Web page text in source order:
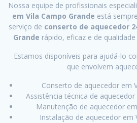
Nossa equipe de profissionais
em Vila Campo Grande está
serviço de conserto de aquecedor
Grande rápido, eficaz e de
Estamos disponíveis para ajudá-lo
que envolvem
Conserto de aquecedor em
Assistência técnica de
Manutenção de aquecedor
Instalação de aquecedor em